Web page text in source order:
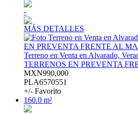
-
MÁS DETALLES
Terreno en Venta en Alvarado,
TERRENOS EN PREVENTA
MXN990,000
PLA6570551
+/- Favorito
160.0 m²